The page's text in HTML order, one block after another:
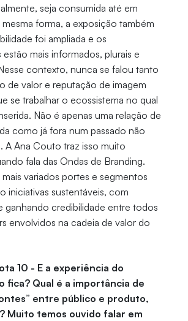
seja consumida até em
forma, a exposição também
foi ampliada e os
mais informados, plurais e
contexto, nunca se falou tanto
de valor e reputação de imagem
se trabalhar o ecossistema no qual
Não é apenas uma relação de
como já fora num passado não
A Ana Couto traz isso muito
fala das Ondas de Branding.
mais variados portes e segmentos
iniciativas sustentáveis, com
ganhando credibilidade entre todos
envolvidos na cadeia de valor do
10 - E a experiência do
fica? Qual é a importância de
entre público e produto,
Muito temos ouvido falar em